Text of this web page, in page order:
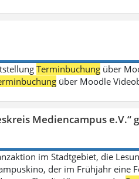
Terminbuchung über
über Moodle
Mediencampus e.V.“
im Stadtgebiet, die
der im Frühjahr eine